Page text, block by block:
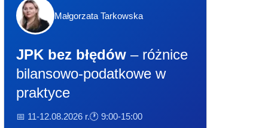
Małgorzata Tarkowska
JPK bez błędów – różnice
bilansowo-podatkowe w
praktyce
📅 11-12.08.2026 r.🕐 9:00-15:00